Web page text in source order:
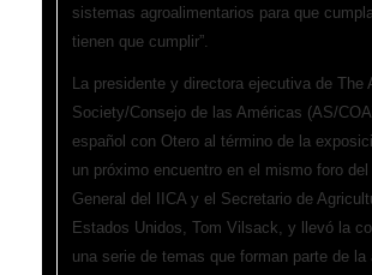
sistemas agroalimentarios para que
tienen que cumplir”.
La presidente y directora ejecutiva de The
Society/Consejo de las Américas (AS/
español con Otero al término de la
un próximo encuentro en el mismo foro del
General del IICA y el Secretario de
Estados Unidos, Tom Vilsack, y llevó la
una serie de temas que forman parte de la